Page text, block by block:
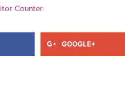
Counter
GOOGLE+